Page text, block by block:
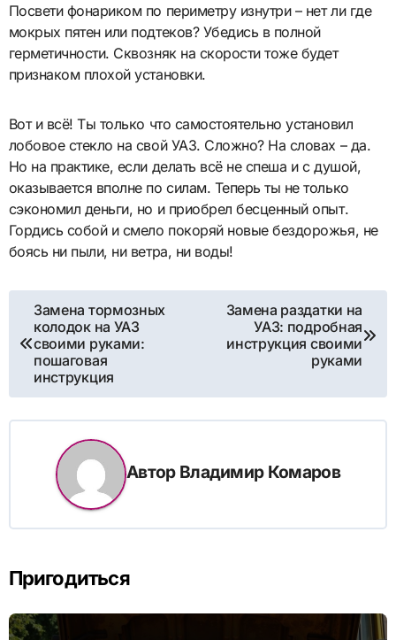
Посвети фонариком по периметру изнутри – нет ли где
мокрых пятен или подтеков? Убедись в полной
герметичности. Сквозняк на скорости тоже будет
признаком плохой установки.
Вот и всё! Ты только что самостоятельно установил
лобовое стекло на свой УАЗ. Сложно? На словах – да.
Но на практике, если делать всё не спеша и с душой,
оказывается вполне по силам. Теперь ты не только
сэкономил деньги, но и приобрел бесценный опыт.
Гордись собой и смело покоряй новые бездорожья, не
боясь ни пыли, ни ветра, ни воды!
Навигация
по
записям
Замена тормозных
колодок на УАЗ
своими руками:
пошаговая
инструкция
Замена раздатки на
УАЗ: подробная
инструкция своими
руками
Автор Владимир Комаров
Пригодиться